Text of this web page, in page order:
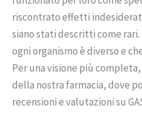
riscontrato effetti
siano stati descritti come
ogni organismo è diverso e
Per una visione più
della nostra farmacia, dove
recensioni e valutazioni su